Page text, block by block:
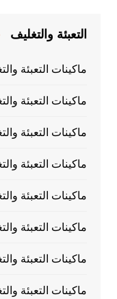
التعبئة والتغليف
ماكينات التعبئة
ماكينات التعبئة
ماكينات التعبئة
ماكينات التعبئة
ماكينات التعبئة
ماكينات التعبئة
ماكينات التعبئة
ماكينات التعبئة